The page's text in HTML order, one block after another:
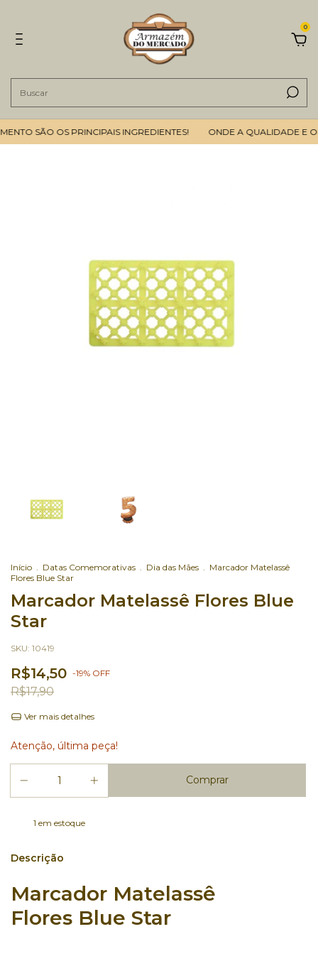
0
SÃO OS PRINCIPAIS INGREDIENTES! ONDE A QUALIDADE E O
Início . Datas Comemorativas . Dia das Mães . Marcador Matelassê
Flores Blue Star
Marcador Matelassê Flores Blue
Star
SKU: 10419
R$14,50 -19% OFF
R$17,90
Ver mais detalhes
Atenção, última peça!
1 em estoque
Descrição
Marcador Matelassê
Flores Blue Star